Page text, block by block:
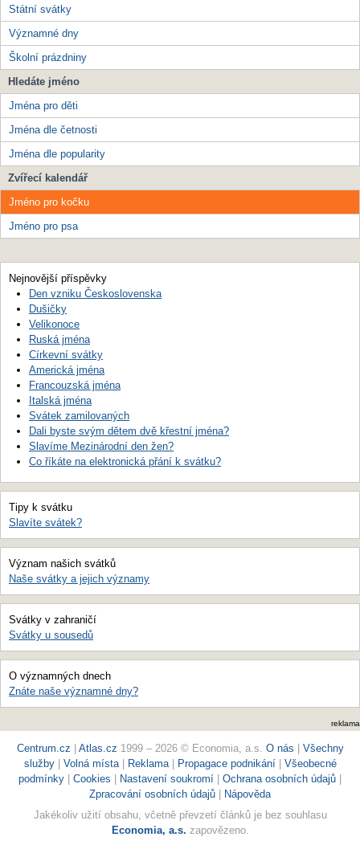
Státní svátky
Významné dny
Školní prázdniny
Hledáte jméno
Jména pro děti
Jména dle četnosti
Jména dle popularity
Zvířecí kalendář
Jméno pro kočku
Jméno pro psa
Nejnovější příspěvky
Den vzniku Československa
Dušičky
Velikonoce
Ruská jména
Církevní svátky
Americká jména
Francouzská jména
Italská jména
Svátek zamilovaných
Dali byste svým dětem dvě křestní jména?
Slavíme Mezinárodní den žen?
Co říkáte na elektronická přání k svátku?
Tipy k svátku
Slavíte svátek?
Význam našich svátků
Naše svátky a jejich významy
Svátky v zahraničí
Svátky u sousedů
O významných dnech
Znáte naše významné dny?
reklama
Centrum.cz Atlas.cz 1999 – 2026 © Economia, a.s. O nás
Všechny
služby
Volná místa| Reklama Propagace podnikání| Všeobecné
podmínky
Cookies Nastavení soukromí Ochrana osobních údajů
Zpracování osobních údajů
Nápověda
Jakékoliv užití obsahu, včetně převzetí článků je bez souhlasu
Economia, a.s. zapovězeno.